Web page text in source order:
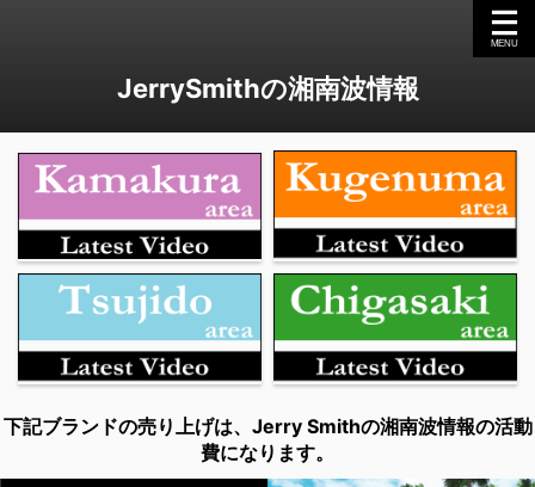
JerrySmithの湘南波情報
下記ブランドの売り上げは、Jerry Smithの湘南波情報の活動
費になります。